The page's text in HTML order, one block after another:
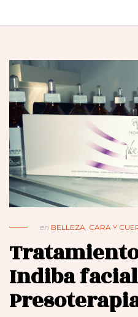
en BELLEZA CARA Y
Indiba